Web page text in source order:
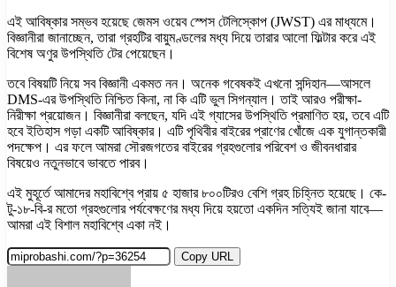
এই আবিষ্কার সম্ভব হয়েছে জেমস ওয়েব স্পেস টেলিস্কোপ (JWST) এর মাধ্যমে।
বিজ্ঞানীরা জানাচ্ছেন, তারা গ্রহটির বায়ুমণ্ডলের মধ্য দিয়ে তারার আলো ফিল্টার করে এই
বিশেষ অণুর উপস্থিতি টের পেয়েছেন।
তবে বিষয়টি নিয়ে সব বিজ্ঞানী একমত নন। অনেক গবেষকই এখনো সন্দিহান—আসলে
DMS-এর উপস্থিতি নিশ্চিত কিনা, না কি এটি ভুল সিগন্যাল। তাই আরও পরীক্ষা-
নিরীক্ষা প্রয়োজন। বিজ্ঞানীরা বলছেন, যদি এই গ্যাসের উপস্থিতি প্রমাণিত হয়, তবে এটি
হবে ইতিহাস গড়া একটি আবিষ্কার। এটি পৃথিবীর বাইরের প্রাণের খোঁজে এক যুগান্তকারী
পদক্ষেপ। এর ফলে আমরা সৌরজগতের বাইরের গ্রহগুলোর পরিবেশ ও জীবনধারার
বিষয়েও নতুনভাবে ভাবতে পারব।
এই মুহূর্তে আমাদের মহাবিশ্বে প্রায় ৫ হাজার ৮০০টিরও বেশি গ্রহ চিহ্নিত হয়েছে। কে-
টু-১৮-বি-র মতো গ্রহগুলোর পর্যবেক্ষণের মধ্য দিয়ে হয়তো একদিন সত্যিই জানা যাবে—
আমরা এই বিশাল মহাবিশ্বে একা নই।
Copy URL